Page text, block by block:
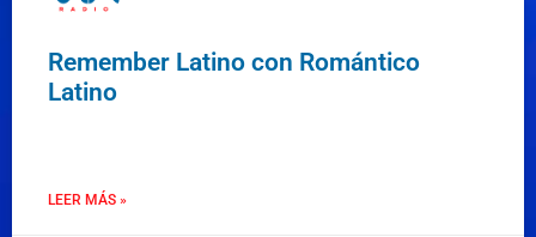
Remember Latino con Romántico
Latino
LEER MÁS »